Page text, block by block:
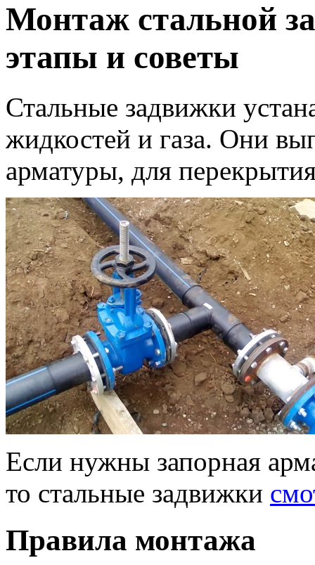
Монтаж стальной
этапы и советы
Стальные задвижки
жидкостей и газа. Они
арматуры, для
Если нужны запорная
то стальные задвижки
Правила монтажа